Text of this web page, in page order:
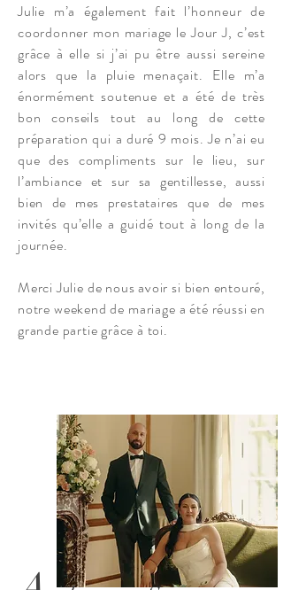
Julie m’a également fait l’honneur de
coordonner mon mariage le Jour J, c’est
grâce à elle si j’ai pu être aussi sereine
alors que la pluie menaçait. Elle m’a
énormément soutenue et a été de très
bon conseils tout au long de cette
préparation qui a duré 9 mois. Je n’ai eu
que des compliments sur le lieu, sur
l’ambiance et sur sa gentillesse, aussi
bien de mes prestataires que de mes
invités qu’elle a guidé tout à long de la
journée.
Merci Julie de nous avoir si bien entouré,
notre weekend de mariage a été réussi en
grande partie grâce à toi.